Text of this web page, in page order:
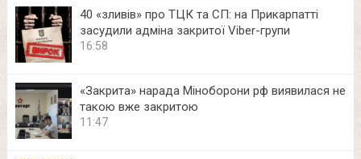
40 «зливів» про ТЦК та СП: на Прикарпатті
засудили адміна закритої Viber-групи
16:58
«Закрита» нарада Міноборони рф виявилася не
такою вже закритою
11:47